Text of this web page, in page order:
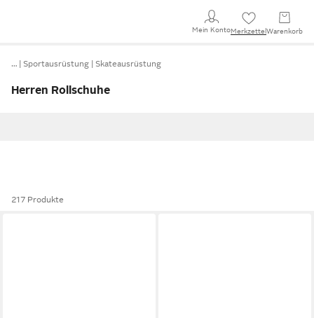
Mein KontoMerkzettel Warenkorb
… Sportausrüstung Skateausrüstung
Herren Rollschuhe
217 Produkte